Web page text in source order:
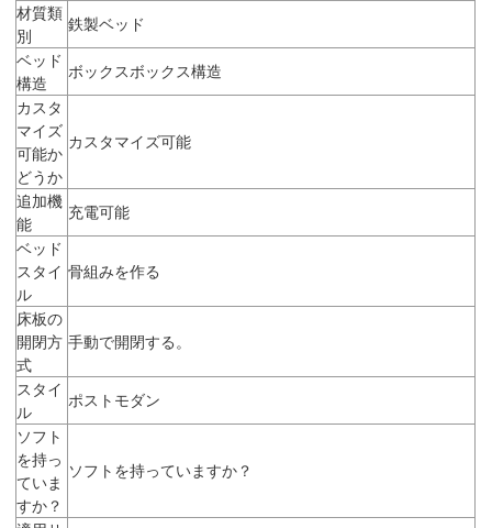
材質類
別
鉄製ベッド
ベッド
構造
ボックスボックス構造
カスタ
マイズ
可能か
どうか
カスタマイズ可能
追加機
能
充電可能
ベッド
スタイ
ル
骨組みを作る
床板の
開閉方
式
手動で開閉する。
スタイ
ル
ポストモダン
ソフト
を持っ
ていま
すか？
ソフトを持っていますか？